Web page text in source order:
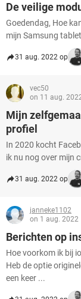
De veilige
Goedendag, Hoe
mijn Samsung
31 aug. 2022 op
vec50
on 11 aug.
Mijn
profiel
In 2020 kocht
ik nu nog over mijn
31 aug. 2022 op
janneke1102
on 1 aug. 2022
Berichten op
Hoe voorkom ik bij
Heb de optie
een keer ...